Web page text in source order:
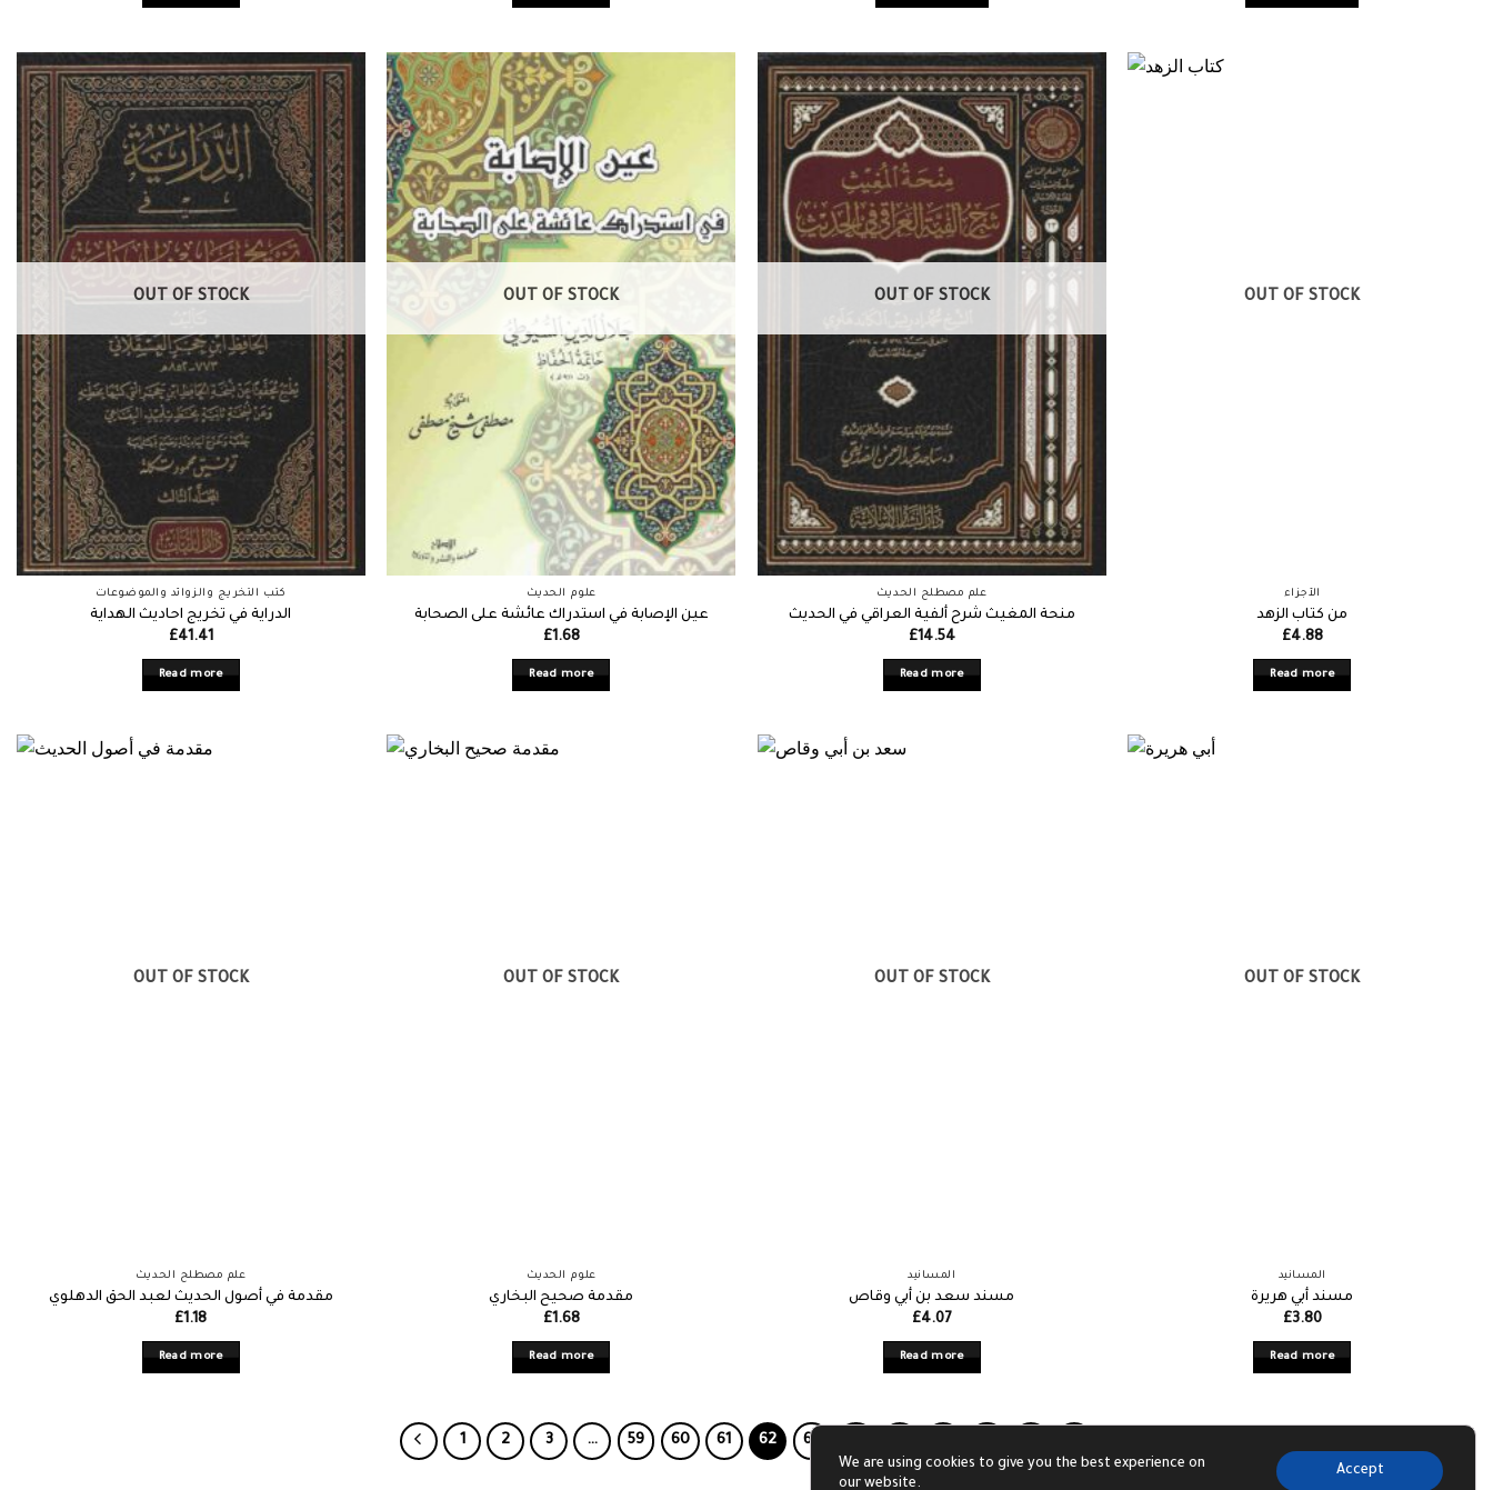
OUT OF STOCK
كتب التخريج والزوائد والموضوعات
الدراية في تخريج احاديث الهداية
£41.41
Read more
OUT OF STOCK
علوم الحديث
عين الإصابة في استدراك عائشة على الصحابة
£1.68
Read more
OUT OF STOCK
علم مصطلح الحديث
منحة المغيث شرح ألفية العراقي في الحديث
£14.54
Read more
OUT OF STOCK
الأجزاء
من كتاب الزهد
£4.88
Read more
OUT OF STOCK
علم مصطلح الحديث
مقدمة في أصول الحديث لعبد الحق الدهلوي
£1.18
Read more
OUT OF STOCK
علوم الحديث
مقدمة صحيح البخاري
£1.68
Read more
OUT OF STOCK
المسانيد
مسند سعد بن أبي وقاص
£4.07
Read more
OUT OF STOCK
المسانيد
مسند أبي هريرة
£3.80
Read more
1 2 3 … 59 60 61 62 63
We are using cookies to give you the best experience on
our website.
Accept